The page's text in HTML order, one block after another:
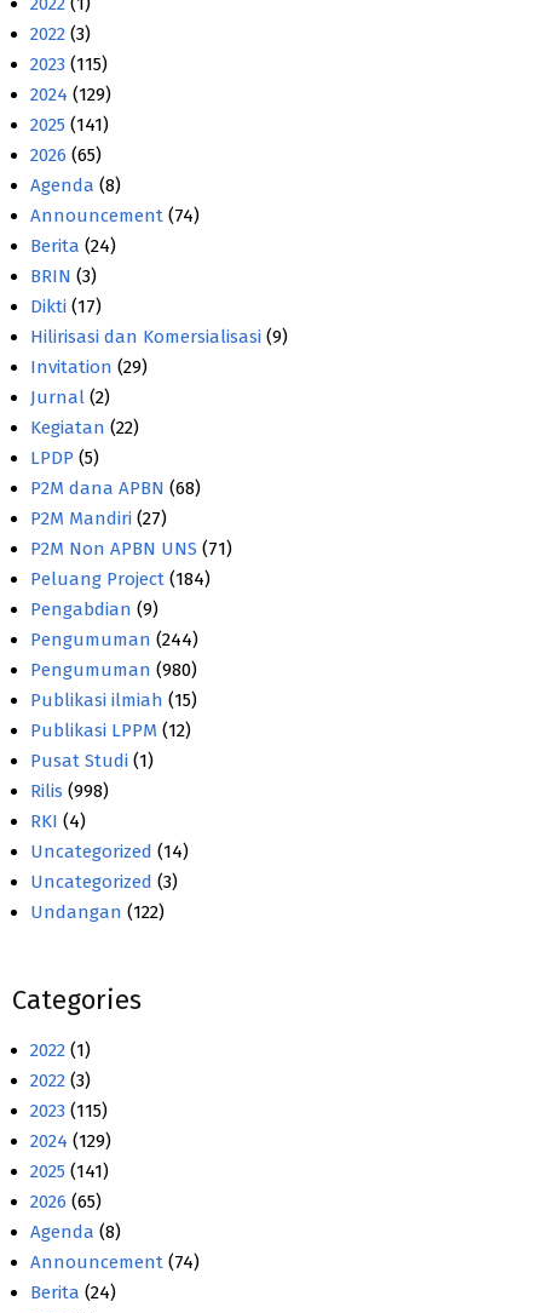
2022 (3)
2023 (115)
2024 (129)
2025 (141)
2026 (65)
Agenda (8)
Announcement (74)
Berita (24)
BRIN (3)
Dikti (17)
Hilirisasi dan Komersialisasi (9)
Invitation (29)
Jurnal (2)
Kegiatan (22)
LPDP (5)
P2M dana APBN (68)
P2M Mandiri (27)
P2M Non APBN UNS (71)
Peluang Project (184)
Pengabdian (9)
Pengumuman (244)
Pengumuman (980)
Publikasi ilmiah (15)
Publikasi LPPM (12)
Pusat Studi (1)
Rilis (998)
RKI (4)
Uncategorized (14)
Uncategorized (3)
Undangan (122)
Categories
2022 (1)
2022 (3)
2023 (115)
2024 (129)
2025 (141)
2026 (65)
Agenda (8)
Announcement (74)
Berita (24)